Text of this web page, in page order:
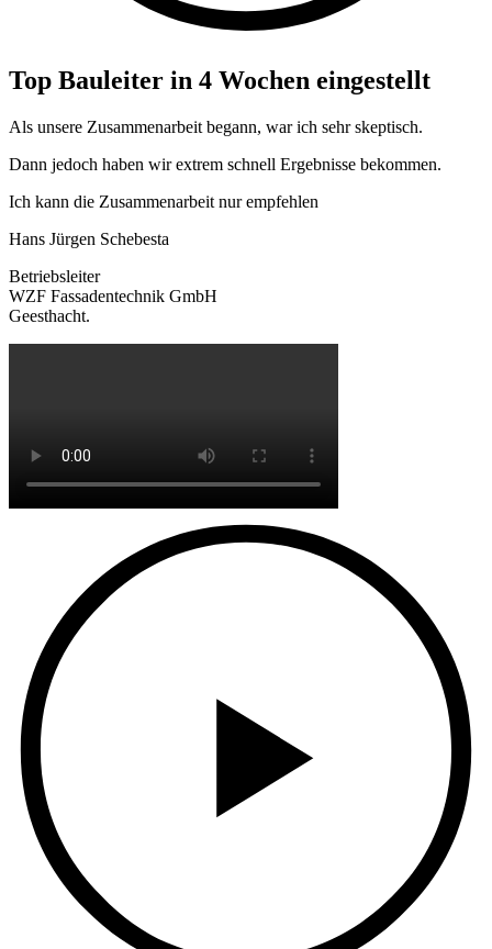
Top Bauleiter in 4 Wochen eingestellt
Als unsere Zusammenarbeit begann, war ich sehr skeptisch.
Dann jedoch haben wir extrem schnell Ergebnisse bekommen.
Ich kann die Zusammenarbeit nur empfehlen
Hans Jürgen Schebesta
Betriebsleiter
WZF Fassadentechnik GmbH
Geesthacht.